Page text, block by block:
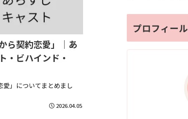
ら契約恋愛」｜あ
・ビハインド・
愛」についてまとめまし
2026.04.05
プロフィール